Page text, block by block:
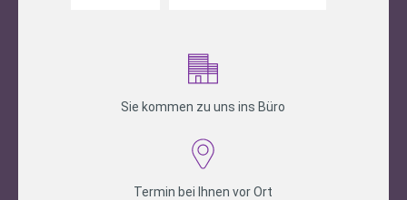
Sie kommen zu uns ins Büro
Termin bei Ihnen vor Ort